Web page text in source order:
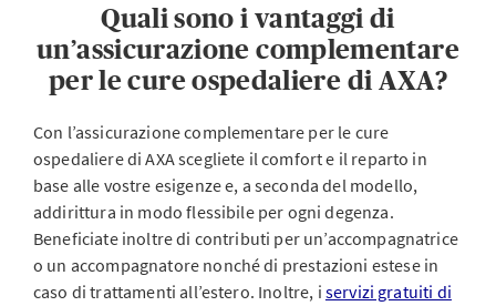
Quali sono i vantaggi di
un’assicurazione complementare
per le cure ospedaliere di AXA?
Con l’assicurazione complementare per le cure
ospedaliere di AXA scegliete il comfort e il reparto in
base alle vostre esigenze e, a seconda del modello,
addirittura in modo flessibile per ogni degenza.
Beneficiate inoltre di contributi per un’accompagnatrice
o un accompagnatore nonché di prestazioni estese in
caso di trattamenti all’estero. Inoltre, i servizi gratuiti di